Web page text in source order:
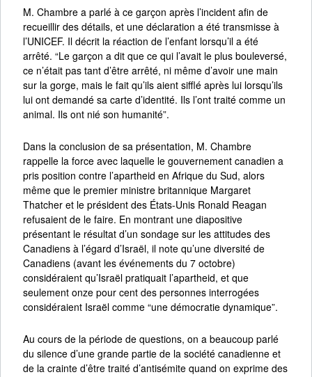
M. Chambre a parlé à ce garçon après l’incident afin de
recueillir des détails, et une déclaration a été transmisse à
l’UNICEF. Il décrit la réaction de l’enfant lorsqu’il a été
arrêté. “Le garçon a dit que ce qui l’avait le plus bouleversé,
ce n’était pas tant d’être arrêté, ni même d’avoir une main
sur la gorge, mais le fait qu’ils aient sifflé après lui lorsqu’ils
lui ont demandé sa carte d’identité. Ils l’ont traité comme un
animal. Ils ont nié son humanité”.
Dans la conclusion de sa présentation, M. Chambre
rappelle la force avec laquelle le gouvernement canadien a
pris position contre l’apartheid en Afrique du Sud, alors
même que le premier ministre britannique Margaret
Thatcher et le président des États-Unis Ronald Reagan
refusaient de le faire. En montrant une diapositive
présentant le résultat d’un sondage sur les attitudes des
Canadiens à l’égard d’Israël, il note qu’une diversité de
Canadiens (avant les événements du 7 octobre)
considéraient qu’Israël pratiquait l’apartheid, et que
seulement onze pour cent des personnes interrogées
considéraient Israël comme “une démocratie dynamique”.
Au cours de la période de questions, on a beaucoup parlé
du silence d’une grande partie de la société canadienne et
de la crainte d’être traité d’antisémite quand on exprime des